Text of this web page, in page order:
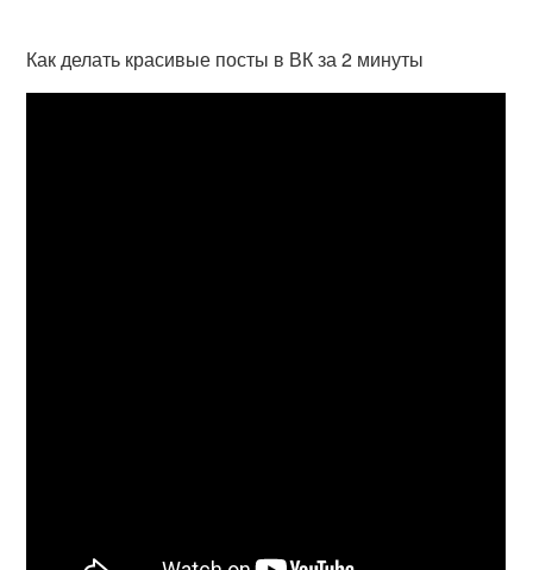
Как делать красивые посты в ВК за 2 минуты